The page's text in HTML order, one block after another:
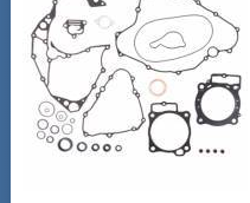
Työkalut
Outlet-tuotteet